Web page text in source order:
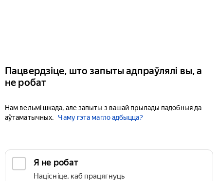
Пацвердзіце, што запыты адпраўлялі вы, а
не робат
Нам вельмі шкада, але запыты з вашай прылады падобныя да
аўтаматычных.
Чаму гэта магло адбыцца?
Я не робат
Націсніце, каб працягнуць